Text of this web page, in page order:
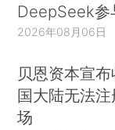
DeepSeek参
2026年08月06日
贝恩资本宣
国大陆无法
场